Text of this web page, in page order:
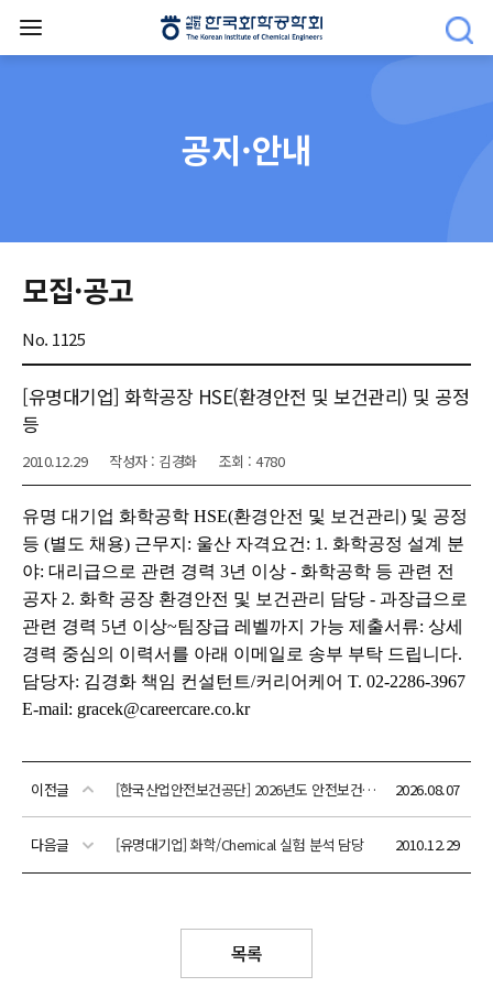
공지·안내
모집·공고
No. 1125
[유명대기업] 화학공장 HSE(환경안전 및 보건관리) 및 공정
등
2010.12.29 작성자 : 김경화 조회 : 4780
이전글 [한국산업안전보건공단] 2026년도 안전보건공단 하반기 채용 공고 2026.08.07
다음글 [유명대기업] 화학/Chemical 실험 분석 담당 2010.12.29
목록